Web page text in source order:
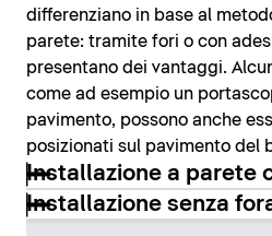
differenziano in base al
parete: tramite fori o con
presentano dei vantaggi.
come ad esempio un
pavimento, possono anche
posizionati sul pavimento del
Installazione a parete
Installazione senza